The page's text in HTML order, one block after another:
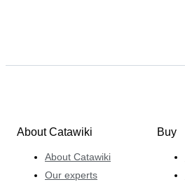
About Catawiki
About Catawiki
Our experts
Buy